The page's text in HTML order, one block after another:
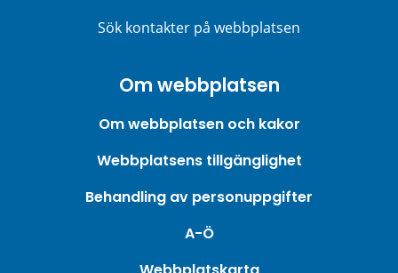
Sök kontakter på webbplatsen
Om webbplatsen
Om webbplatsen och kakor
Webbplatsens tillgänglighet
Behandling av personuppgifter
A-Ö